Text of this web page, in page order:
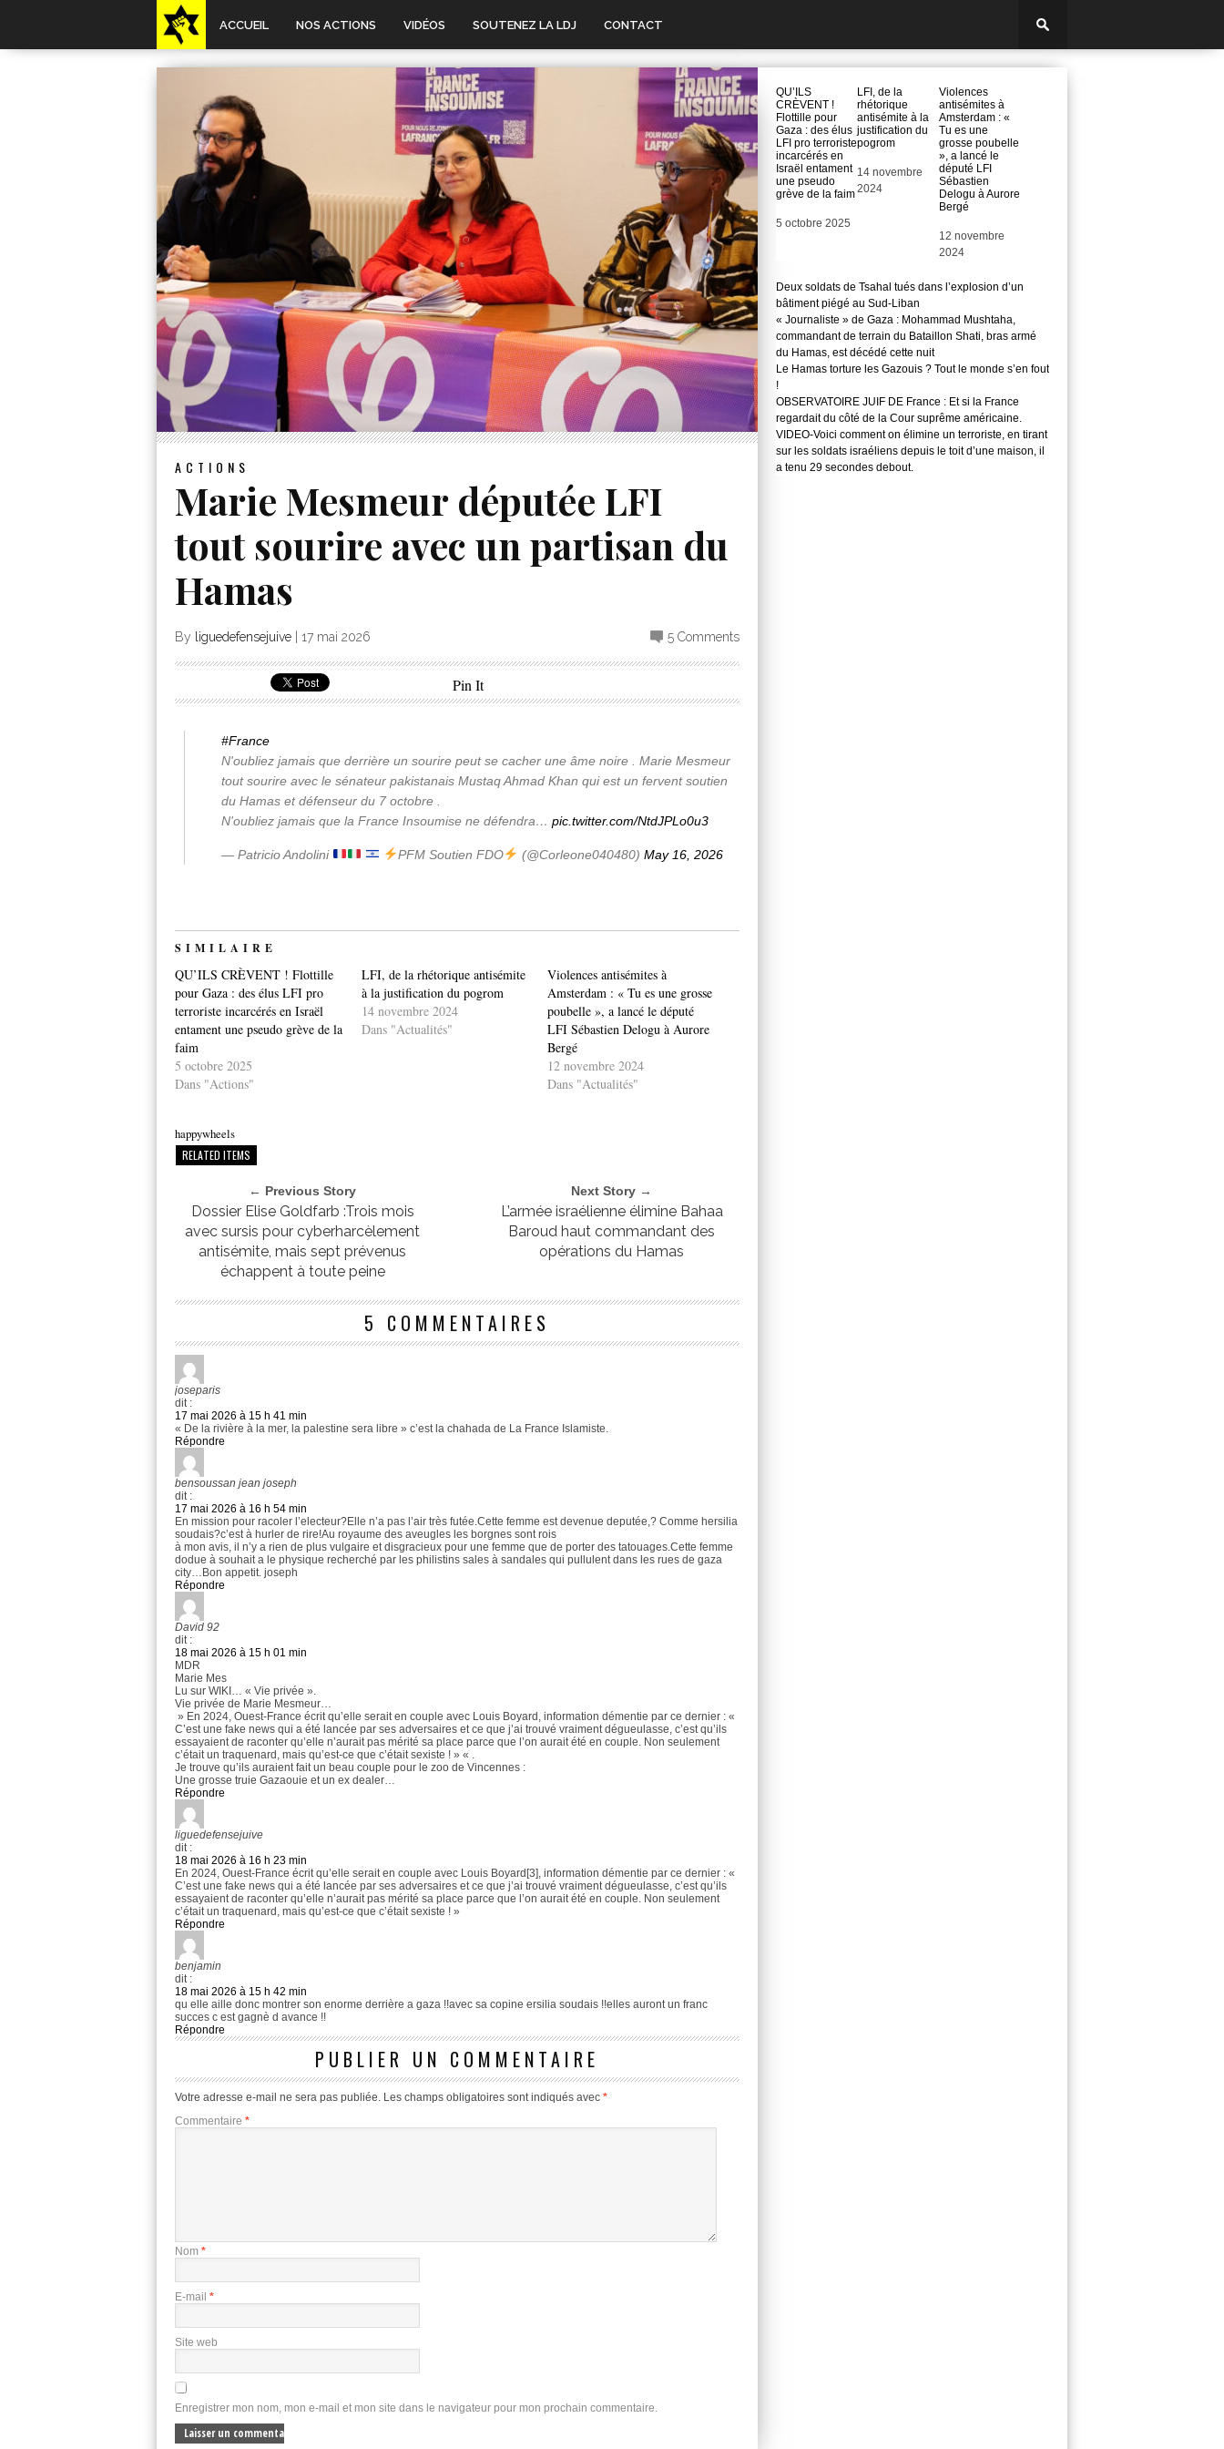
ACCUEIL NOS ACTIONS VIDÉOS SOUTENEZ LA LDJ CONTACT
ACTIONS
Marie Mesmeur députée LFI
tout sourire avec un partisan du
Hamas
By liguedefensejuive 17 mai 2026 5 Comments
Pin It
#France
N'oubliez jamais que derrière un sourire peut se cacher une âme noire . Marie Mesmeur
tout sourire avec le sénateur pakistanais Mustaq Ahmad Khan qui est un fervent soutien
du Hamas et défenseur du 7 octobre .
N'oubliez jamais que la France Insoumise ne défendra… pic.twitter.com/NtdJPLo0u3
— Patricio Andolini PFM Soutien FDO (@Corleone040480) May 16, 2026
SIMILAIRE
QU’ILS CRÈVENT ! Flottille
pour Gaza : des élus LFI pro
terroriste incarcérés en Israël
entament une pseudo grève de la
faim
5 octobre 2025
Dans "Actions"
LFI, de la rhétorique antisémite
à la justification du pogrom
14 novembre 2024
Dans "Actualités"
Violences antisémites à
Amsterdam : « Tu es une grosse
poubelle », a lancé le député
LFI Sébastien Delogu à Aurore
Bergé
12 novembre 2024
Dans "Actualités"
happywheels
RELATED ITEMS
← Previous Story
Dossier Elise Goldfarb :Trois mois
avec sursis pour cyberharcèlement
antisémite, mais sept prévenus
échappent à toute peine
Next Story →
L’armée israélienne élimine Bahaa
Baroud haut commandant des
opérations du Hamas
5 COMMENTAIRES
joseparis
dit :
17 mai 2026 à 15 h 41 min
« De la rivière à la mer, la palestine sera libre » c’est la chahada de La France Islamiste.
Répondre
bensoussan jean joseph
dit :
17 mai 2026 à 16 h 54 min
En mission pour racoler l’electeur?Elle n’a pas l’air très futée.Cette femme est devenue deputée,? Comme hersilia
soudais?c’est à hurler de rire!Au royaume des aveugles les borgnes sont rois
à mon avis, il n’y a rien de plus vulgaire et disgracieux pour une femme que de porter des tatouages.Cette femme
dodue à souhait a le physique recherché par les philistins sales à sandales qui pullulent dans les rues de gaza
city…Bon appetit. joseph
Répondre
David 92
dit :
18 mai 2026 à 15 h 01 min
MDR
Marie Mes
Lu sur WIKI… « Vie privée ».
Vie privée de Marie Mesmeur…
» En 2024, Ouest-France écrit qu’elle serait en couple avec Louis Boyard, information démentie par ce dernier : «
C’est une fake news qui a été lancée par ses adversaires et ce que j’ai trouvé vraiment dégueulasse, c’est qu’ils
essayaient de raconter qu’elle n’aurait pas mérité sa place parce que l’on aurait été en couple. Non seulement
c’était un traquenard, mais qu’est-ce que c’était sexiste ! » « .
Je trouve qu’ils auraient fait un beau couple pour le zoo de Vincennes :
Une grosse truie Gazaouie et un ex dealer…
Répondre
liguedefensejuive
dit :
18 mai 2026 à 16 h 23 min
En 2024, Ouest-France écrit qu’elle serait en couple avec Louis Boyard[3], information démentie par ce dernier : «
C’est une fake news qui a été lancée par ses adversaires et ce que j’ai trouvé vraiment dégueulasse, c’est qu’ils
essayaient de raconter qu’elle n’aurait pas mérité sa place parce que l’on aurait été en couple. Non seulement
c’était un traquenard, mais qu’est-ce que c’était sexiste ! »
Répondre
benjamin
dit :
18 mai 2026 à 15 h 42 min
qu elle aille donc montrer son enorme derrière a gaza !!avec sa copine ersilia soudais !!elles auront un franc
succes c est gagnè d avance !!
Répondre
PUBLIER UN COMMENTAIRE
Votre adresse e-mail ne sera pas publiée. Les champs obligatoires sont indiqués avec *
Commentaire *
Nom *
E-mail *
Site web
Enregistrer mon nom, mon e-mail et mon site dans le navigateur pour mon prochain commentaire.
QU’ILS
CRÈVENT !
Flottille pour
Gaza : des élus
LFI pro terroriste
incarcérés en
Israël entament
une pseudo
grève de la faim
Date
5 octobre 2025
LFI, de la
rhétorique
antisémite à la
justification du
pogrom
Date
14 novembre
2024
Violences
antisémites à
Amsterdam : «
Tu es une
grosse poubelle
», a lancé le
député LFI
Sébastien
Delogu à Aurore
Bergé
Date
12 novembre
2024
Deux soldats de Tsahal tués dans l’explosion d’un
bâtiment piégé au Sud-Liban
« Journaliste » de Gaza : Mohammad Mushtaha,
commandant de terrain du Bataillon Shati, bras armé
du Hamas, est décédé cette nuit
Le Hamas torture les Gazouis ? Tout le monde s’en fout
!
OBSERVATOIRE JUIF DE France : Et si la France
regardait du côté de la Cour suprême américaine.
VIDEO-Voici comment on élimine un terroriste, en tirant
sur les soldats israéliens depuis le toit d’une maison, il
a tenu 29 secondes debout.